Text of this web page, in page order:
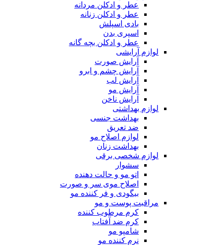
عطر و ادکلن مردانه
عطر و ادکلن زنانه
بادی اسپلش
اسپری بدن
عطر و ادکلن بچه گانه
لوازم آرایشی
آرایش صورت
آرایش چشم و ابرو
آرایش لب
آرایش مو
آرایش ناخن
لوازم بهداشتی
بهداشت جنسی
ضد تعریق
لوازم اصلاح مو
بهداشت زنان
لوازم شخصی برقی
سشوار
اتو مو و حالت دهنده
اصلاح موی سر و صورت
بیگودی و فر کننده مو
مراقبت پوست و مو
کرم مرطوب کننده
کرم ضد آفتاب
شامپو مو
نرم کننده مو